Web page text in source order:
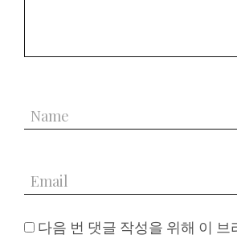
다음 번 댓글 작성을 위해 이 브